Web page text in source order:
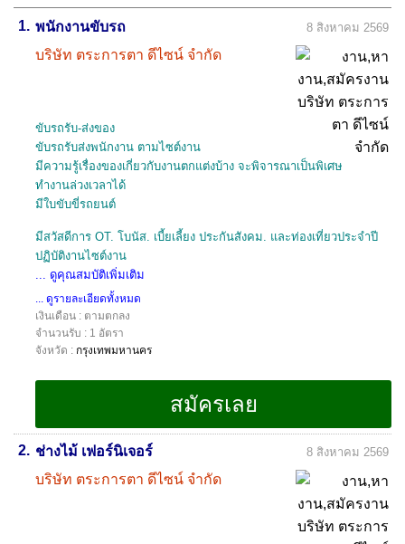
1. พนักงานขับรถ
บริษัท ตระการตา ดีไซน์ จำกัด
8 สิงหาคม 2569
ขับรถรับ-ส่งของ
ขับรถรับส่งพนักงาน ตามไซต์งาน
มีความรู้เรื่องของเกี่ยวกับงานตกแต่งบ้าง จะพิจารณาเป็นพิเศษ
ทำงานล่วงเวลาได้
มีใบขับขี่รถยนต์
มีสวัสดีการ OT. โบนัส. เบี้ยเลี้ยง ประกันสังคม. และท่องเที่ยวประจำปี
ปฏิบัติงานไซต์งาน
... ดูคุณสมบัติเพิ่มเติม
... ดูรายละเอียดทั้งหมด
เงินเดือน : ตามตกลง
จำนวนรับ : 1 อัตรา
จังหวัด : กรุงเทพมหานคร
2. ช่างไม้ เฟอร์นิเจอร์
บริษัท ตระการตา ดีไซน์ จำกัด
8 สิงหาคม 2569